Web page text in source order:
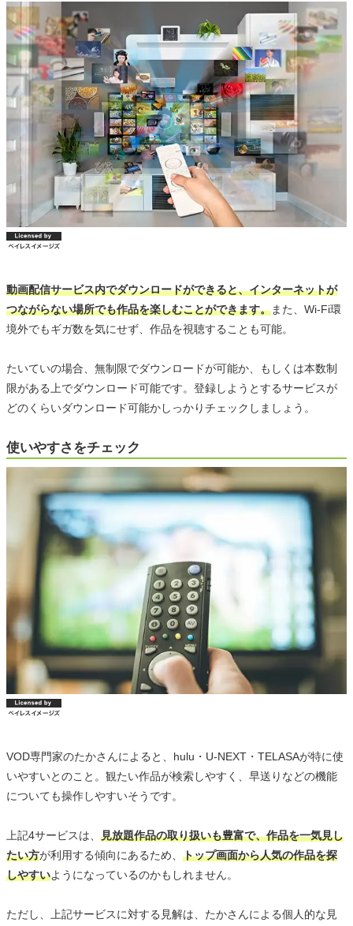
動画配信サービス内でダウンロードができると、インターネットが
つながらない場所でも作品を楽しむことができます。また、Wi-Fi環
境外でもギガ数を気にせず、作品を視聴することも可能。
たいていの場合、無制限でダウンロードが可能か、もしくは本数制
限がある上でダウンロード可能です。登録しようとするサービスが
どのくらいダウンロード可能かしっかりチェックしましょう。
使いやすさをチェック
VOD専門家のたかさんによると、hulu・U-NEXT・TELASAが特に使
いやすいとのこと。観たい作品が検索しやすく、早送りなどの機能
についても操作しやすいそうです。
上記4サービスは、 見放題作品の取り扱いも豊富で、作品を一気見し
たい方が利用する傾向にあるため、 トップ画面から人気の作品を探
しやすいようになっているのかもしれません。
ただし、上記サービスに対する見解は、たかさんによる個人的な見